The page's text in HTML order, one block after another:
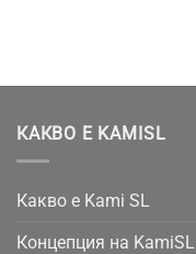
КАКВО Е KAMISL
Какво е Kami SL
Концепция на KamiSL